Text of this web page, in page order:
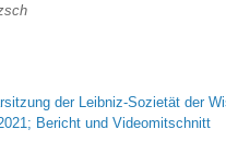
der Leibniz-Sozietät der
Bericht und Videomitschnitt